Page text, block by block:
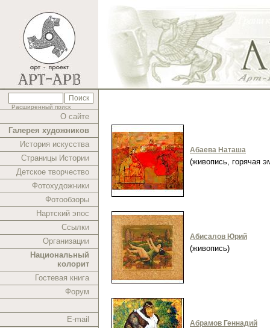
Расширенный поиск
О сайте
Галерея художников
История искусства
Страницы Истории
Детское творчество
Фотохудожники
Фотообзоры
Нартский эпос
Ссылки
Организации
Национальный
колорит
Гостевая книга
Форум
E-mail
Абаева Наташа
(живопись, горячая
Абисалов Юрий
(живопись)
Абрамов Геннадий